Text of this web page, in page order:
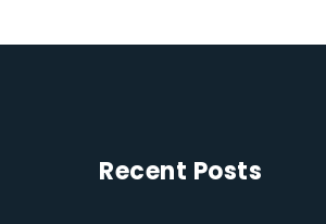
Recent Posts